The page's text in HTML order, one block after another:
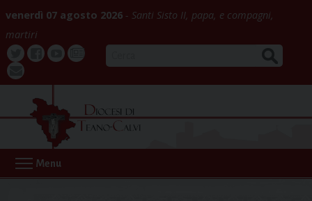
content
venerdì 07 agosto 2026
Santi Sisto II, papa, e compagni,
martiri
Twitter
Buona
webmail
Menu